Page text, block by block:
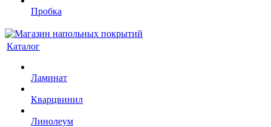
Пробка
Каталог
Ламинат
Кварцвинил
Линолеум